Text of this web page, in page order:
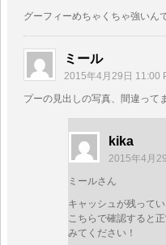
グーフィーめちゃくちゃ強いん
ミール
2015年4月29日 11:00
プーの見出しの写真、間違って
kika
2015年4月
ミールさん
キャッシュが残って
こちらで確認すると
みてください！